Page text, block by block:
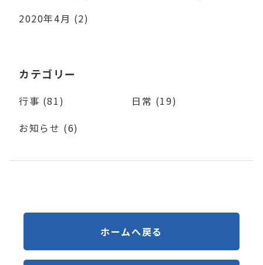
2020年4月 (2)
カテゴリー
行事 (81)
日常 (19)
お知らせ (6)
ホームへ戻る